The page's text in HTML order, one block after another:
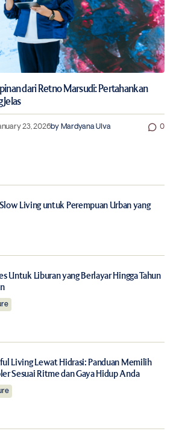
dari Retno Marsudi: Pertahankan
23, 2026by Mardyana Ulva 0
Living untuk Perempuan Urban yang
Untuk Liburan yang Berlayar Hingga Tahun
Living Lewat Hidrasi: Panduan Memilih
Sesuai Ritme dan Gaya Hidup Anda